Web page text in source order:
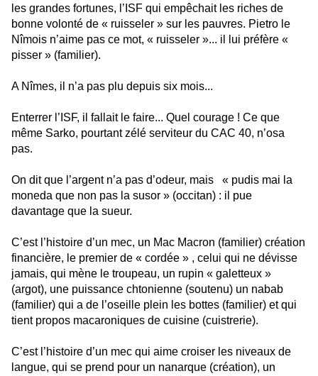
les grandes fortunes, l’ISF qui empêchait les riches de
bonne volonté de « ruisseler » sur les pauvres. Pietro le
Nîmois n’aime pas ce mot, « ruisseler »... il lui préfère «
pisser » (familier).
A Nîmes, il n’a pas plu depuis six mois...
Enterrer l’ISF, il fallait le faire... Quel courage ! Ce que
même Sarko, pourtant zélé serviteur du CAC 40, n’osa
pas.
On dit que l’argent n’a pas d’odeur, mais « pudis mai la
moneda que non pas la susor » (occitan) : il pue
davantage que la sueur.
C’est l’histoire d’un mec, un Mac Macron (familier) création
financière, le premier de « cordée » , celui qui ne dévisse
jamais, qui mène le troupeau, un rupin « galetteux »
(argot), une puissance chtonienne (soutenu) un nabab
(familier) qui a de l’oseille plein les bottes (familier) et qui
tient propos macaroniques de cuisine (cuistrerie).
C’est l’histoire d’un mec qui aime croiser les niveaux de
langue, qui se prend pour un nanarque (création), un